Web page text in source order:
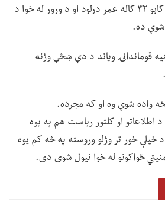
د هغه په وینا، دغې ښځې کابو ۳۲ کاله عمر درلود او د ورور له خوا د
ده.
قوماندانۍ ویاند د دې ښځې وژنه
واده شوې وه او که مجرده.
اطلاعاتو او کلتور ریاست هم په یوه
د خپلې خور تر وژلو وروسته په څه کم یوه
ځواکونو له خوا نیول شوی دی.